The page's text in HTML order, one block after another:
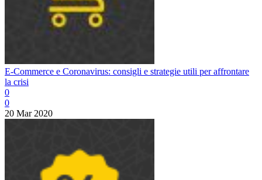
E-Commerce e Coronavirus: consigli e strategie utili per affrontare
la crisi
0
0
20 Mar 2020